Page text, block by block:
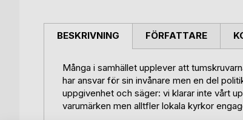
BESKRIVNING
Många i samhället upplever att
har ansvar för sin invånare men en del
uppgivenhet och säger: vi klarar inte vårt
varumärken men alltfler lokala kyrkor
FÖRFATTARE